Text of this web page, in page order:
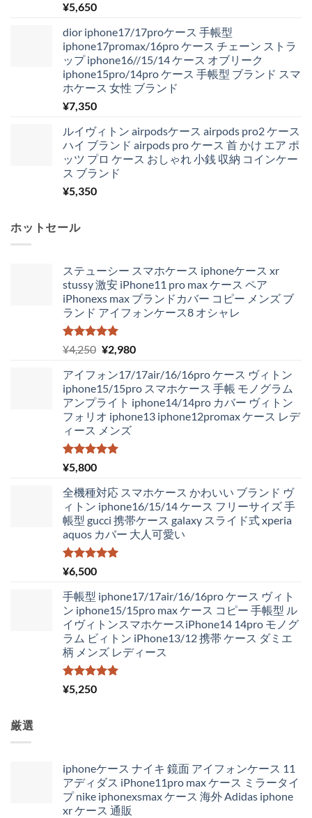
¥5,650
dior iphone17/17proケース 手帳型
iphone17promax/16pro ケース チェーン ストラ
ップ iphone16//15/14 ケース オブリーク
iphone15pro/14pro ケース 手帳型 ブランド スマ
ホケース 女性 ブランド
¥7,350
ルイヴィトン airpodsケース airpods pro2 ケース
ハイ ブランド airpods pro ケース 首 かけ エア ポ
ッツ プロ ケース おしゃれ 小銭 収納 コインケー
ス ブランド
¥5,350
ホットセール
ステューシー スマホケース iphoneケース xr
stussy 激安 iPhone11 pro max ケース ペア
iPhonexs max ブランドカバー コピー メンズ ブ
ランド アイフォンケース8 オシャレ
5段階中
5.00
の評価
¥4,250 元
価
格
は
¥4,250
で
し
¥2,980現
の
価
格
は
アイフォン17/17air/16/16pro ケース ヴィトン
iphone15/15pro スマホケース 手帳 モノグラム
アンプライト iphone14/14pro カバー ヴィトン
フォリオ iphone13 iphone12promax ケース レデ
ィース メンズ
5段階中
5.00
¥5,800
全機種対応 スマホケース かわいい ブランド ヴ
ィトン iphone16/15/14 ケース フリーサイズ 手
帳型 gucci 携帯ケース galaxy スライド式 xperia
aquos カバー 大人可愛い
5段階中
5.00
¥6,500
手帳型 iphone17/17air/16/16pro ケース ヴィト
ン iphone15/15pro max ケース コピー 手帳型 ル
イヴィトンスマホケースiPhone14 14pro モノグ
ラム ビィトン iPhone13/12 携帯 ケース ダミエ
柄 メンズ レディース
5段階中
5.00
¥5,250
厳選
iphoneケース ナイキ 鏡面 アイフォンケース 11
アディダス iPhone11pro max ケース ミラータイ
プ nike iphonexsmax ケース 海外 Adidas iphone
xr ケース 通販